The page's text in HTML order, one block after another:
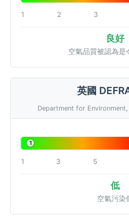
1 2 3
良好
空氣品質被認為是
英國
Department for
1
1 3 5
低
空氣污染